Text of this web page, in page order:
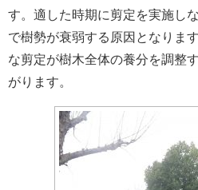
す。適した時期に剪定を実施し
で樹勢が衰弱する原因となりま
な剪定が樹木全体の養分を調整
がります。